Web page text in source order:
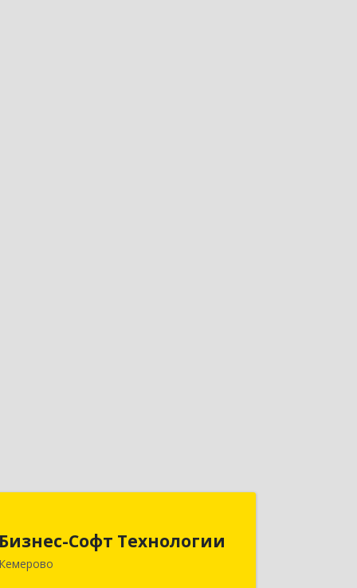
Бизнес-Софт Технологии
Кемерово
650992, Кемеровская область -
Кузбасс обл, Кемерово г, Советский